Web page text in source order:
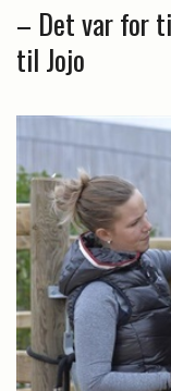
– Det var for
til Jojo